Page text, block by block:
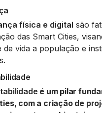
física e digital são
das Smart Cities,
de vida a população e
é um pilar
com a criação de